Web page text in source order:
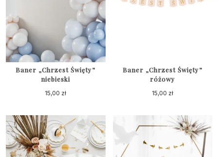
Baner „Chrzest Święty”
niebieski
15,00 zł
Baner „Chrzest Święty”
różowy
15,00 zł